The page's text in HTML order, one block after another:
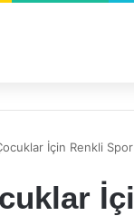
İçin Renkli Spor